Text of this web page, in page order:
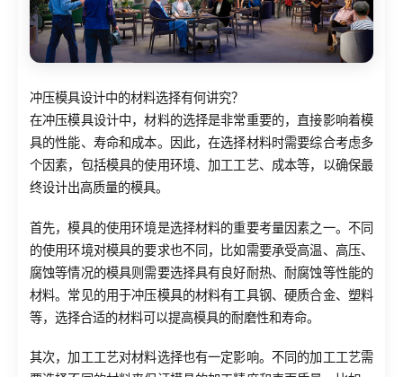
冲压模具设计中的材料选择有何讲究？
在冲压模具设计中，材料的选择是非常重要的，直接影响着模
具的性能、寿命和成本。因此，在选择材料时需要综合考虑多
个因素，包括模具的使用环境、加工工艺、成本等，以确保最
终设计出高质量的模具。
首先，模具的使用环境是选择材料的重要考量因素之一。不同
的使用环境对模具的要求也不同，比如需要承受高温、高压、
腐蚀等情况的模具则需要选择具有良好耐热、耐腐蚀等性能的
材料。常见的用于冲压模具的材料有工具钢、硬质合金、塑料
等，选择合适的材料可以提高模具的耐磨性和寿命。
其次，加工工艺对材料选择也有一定影响。不同的加工工艺需